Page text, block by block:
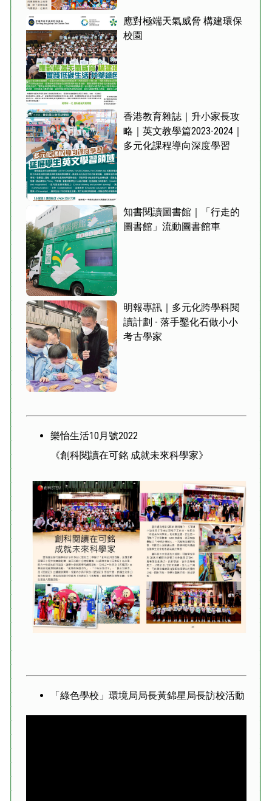
應對極端天氣威脅 構建環保
校園
香港教育雜誌｜升小家長攻
略｜英文教學篇2023-2024｜
多元化課程導向深度學習
知書閱讀圖書館｜「行走的
圖書館」流動圖書館車
明報專訊｜ 多元化跨學科閱
讀計劃 - 落手鑿化石做小小
考古學家
樂怡生活10月號2022
《創科閱讀在可銘 成就未來科學家》
「綠色學校」環境局局長黃錦星局長訪校活動